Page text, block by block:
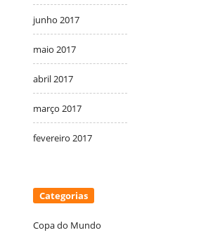
junho 2017
maio 2017
abril 2017
março 2017
fevereiro 2017
Categorias
Copa do Mundo